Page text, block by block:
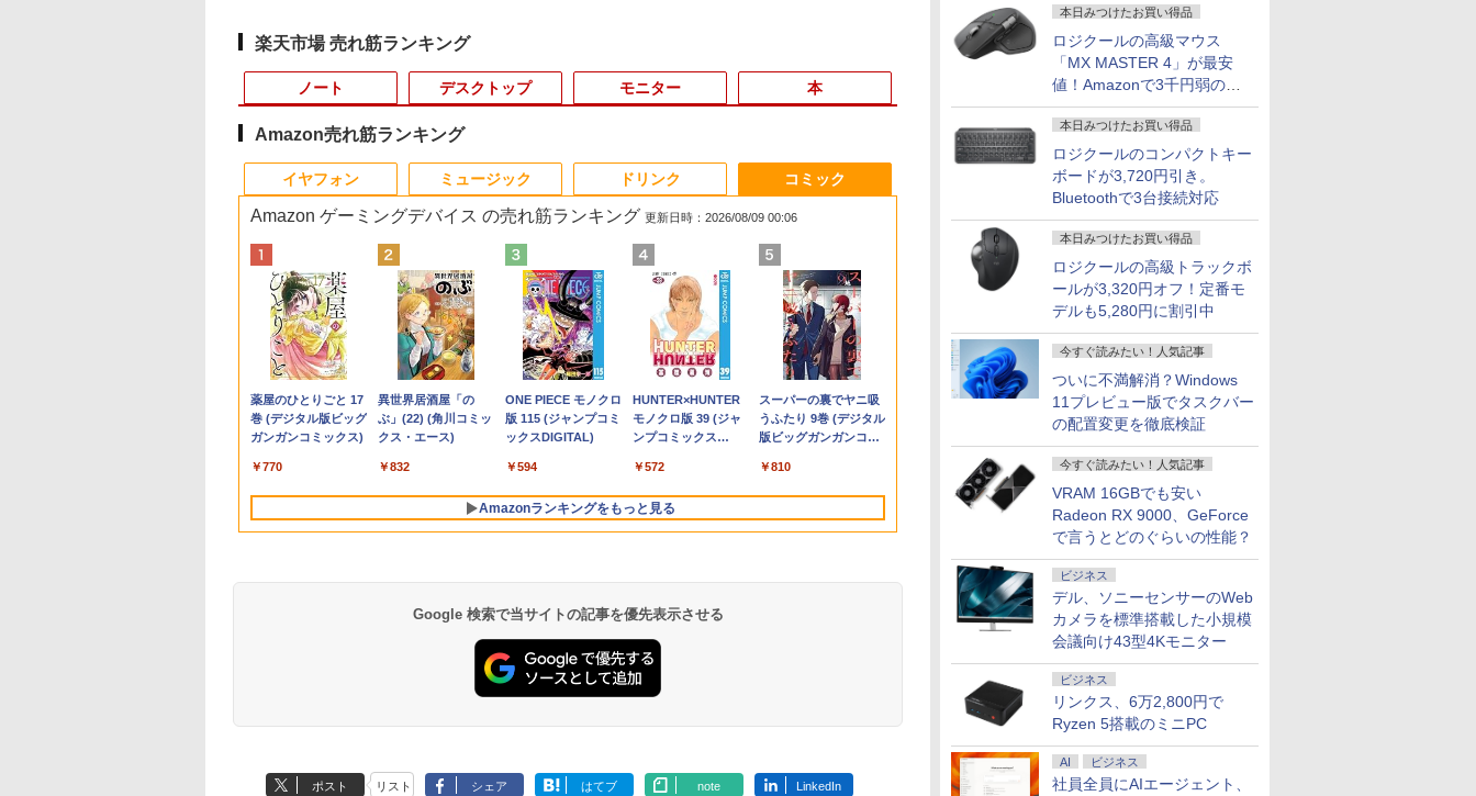
本日みつけたお買い得品
ロジクールの高級マウス
「MX MASTER 4」が最安
値！Amazonで3千円弱の割
引
本日みつけたお買い得品
ロジクールのコンパクトキー
ボードが3,720円引き。
Bluetoothで3台接続対応
本日みつけたお買い得品
ロジクールの高級トラックボ
ールが3,320円オフ！定番モ
デルも5,280円に割引中
今すぐ読みたい！人気記事
ついに不満解消？Windows
11プレビュー版でタスクバー
の配置変更を徹底検証
今すぐ読みたい！人気記事
VRAM 16GBでも安い
Radeon RX 9000、GeForce
で言うとどのぐらいの性能？
ビジネス
デル、ソニーセンサーのWeb
カメラを標準搭載した小規模
会議向け43型4Kモニター
ビジネス
リンクス、6万2,800円で
Ryzen 5搭載のミニPC
AI ビジネス
社員全員にAIエージェント、
楽天市場 売れ筋ランキング
ノート
1
【期間限定 ポイント10
倍】Lenovo IdeaPad
D330 10.1型 2-in-1 タ
ブレットPC／着脱式キ
ーボード（intel 第九世
代Celeron
N4000/4GB/64GB
eMMC/HD IPS液晶
Type-C データ/充電
11 Pro／Dolby
￥13,800
2
【マラソンP5倍/10%オ
フクーポン】中古ノー
トパソコン Dell
Latitude 7200 2in1 第8
世代 Core i5 メモリ
8GB SSD128GB 12.3
インチタッチパネルフ
ルHD Windows11 Pro
カメラ Bluetooth Wi-
￥16,900
3
中古 マイクロソフト
Surface Pro 7 Core i5
1035G4 第10世代 メモ
リ8GB SSD128GB 12
Home 無線LAN Wi-Fi
WEBカメラ Type-C
1866 1年保証 レビュー
特典:セキュリティソフ
コン 中古ノートパソコ
ン 中古PC
￥26,800
4
【新品】【楽天1
位！】ノートパソコン
新品第13世代CPU搭載
ノートPC Office付き
向け Windows11 初期
設定済 Webカメラ
zoom 日本語キーボー
ド 14.1型 Intel
SSD1TB(最大) 大容量
バッテリービジネス 大
【最新Office2024】ノ
ートパソコン 中古
Core i5 第10世代
Office付き NEC 15.6イ
ンチ メモリ16GB 新品
SSD1TB DVDドライブ
WEBカメラ テンキー
windows11搭載 NEC
中古ノートパソコン 安
￥27,800
新品ノートパソコン ノートPC 新品 Office付き 初心者向
け Windows11 初期設定済 Webカメラ zoom 15.6型 テン
キー付 Intel メモリ8GB16GB SSD256GB/512GB フルHD
液晶 大容量バッテリー Wi-Fi テレワーク応援 在宅勤務 学
L13 Gen3 Windows11 AMD Ryzen5 Pro
Win10）
￥46,189
デスクトップ
1
【期間限定P15倍+最大10%OFFクーポ
ン】 【3年保証】DELL デル
OPTIPLEX 3060 MICRO SSD256GB
メモリ8GB Core i5 Windows 11 Pro
中古 アウトレット 返品 送料無料 中古
デスクトップパソコン 中古パソコン
デスクトップパソコン デスクトップ
PC ミニPC OFFICE付き
￥27,500
2
GMKtec メモリ16GB ストレージ512B
小型デスクトップパソコン GMKtec
NucBox G3S GMK-G3S-16/512-
W11PRO(N95)
￥49,980
3
【展示品・代引不可】 NEC 液晶一体
27型 デスクトップパソコン LAVIE A27
Windows 11/ インテル Core i7/ メモリ
16GB/ SSD 512GB/ Webカメラ/ DVD
ドライブ/ Office付き/ ブラック
￥189,800
【期間限定P15倍+最大10%OFFクーポ
ン】 【3年保証】DELL デル
OPTIPLEX 3060 MICRO SSD256GB
メモリ8GB Core i5 Windows 11 Pro
中古 アウトレット 返品 送料無料 中古
デスクトップパソコン 中古パソコン
デスクトップパソコン デスクトップ
PC ミニPC OFFICE付き
2
GMKtec メモリ16GB ストレージ512B
小型デスクトップパソコン GMKtec
NucBox G3S GMK-G3S-16/512-
W11PRO(N95)
￥49,980
モニター
1
Pixio PX246 Wave ゲーミングモニタ
ー 23.8インチ FHD 120Hz IPS 白 ホワ
イト ブルー ピンク ピクシオ 液晶 モニ
ター ディスプレイ サブ 2台目 HDMI
VGA
￥16,800
2
Pixio ゲーミングモニター 24インチ ホ
ワイト PX249WAVE PX248WAVE 白
240hz pcモニター 120Hz 144Hz
165Hz 対応 モニター ピンク ブルー ベ
ージュ フルHD IPS HDR ノングレア ス
ピーカー内蔵 VESA 23.8インチ 液晶
ディスプレイ ピクシオ 公式 【最大5年
￥18,500
3
JAPANNEXT 14インチ IPSパネルx2搭
載 WUXGA(1920x1200)解像度 デュア
ルモバイルモニター JN-DMD-
IPS14WX miniHDMI USB-C 3画面拡張
接続表示(実質21インチ) オートフリッ
プ 自立式キックスタンド搭載 【2年保
証】 PCモニター 液晶モニター パソコ
ンモニター ジャパンネクスト
￥39,980
Pixio PX246 Wave ゲーミングモニタ
ー 23.8インチ FHD 120Hz IPS 白 ホワ
イト ブルー ピンク ピクシオ 液晶 モニ
ター ディスプレイ サブ 2台目 HDMI
2
Pixio ゲーミングモニター 24インチ ホ
ワイト PX249WAVE PX248WAVE 白
240hz pcモニター 120Hz 144Hz
165Hz 対応 モニター ピンク ブルー ベ
ージュ フルHD IPS HDR ノングレア ス
ピーカー内蔵 VESA 23.8インチ 液晶
ディスプレイ ピクシオ 公式 【最大5年
保証】
￥18,500
本
1
りゅうおうのおしご
と！21 〜白雪姫と竜
王の結婚〜【完結記念
メモリアルブック付き
特装版】 【電子書籍】
[ 白鳥 士郎 ]
￥5,500
2
11～12世紀のフランド
ル伯の尚書部 [ 青山由
美子 ]
￥5,500
3
【送料無料】これって
むし歯になりますか？
に根拠をもって答える
本 代用甘味料を迷わ
保庭雅恵／監修 中村
恵理子／著
￥5,940
4
スリランカ料理 ライス
＆カリー、朝ごはん、
軽食、スイーツからラ
ンプライスまで、スリ
ための125品 [ 濱田 祐
介 ]
【中古】 三舟及び南洲
の書 / 寺山葛常 / 巌南
堂書店 [単行本]【宅配
便出荷】
￥6,570
作分析／鈴木俊明 嘉
暴力と聖なるもの新装
版 （叢書・ウニベルシ
タス） [ ルネ・ジラー
￥6,600
8
【楽天1位！高評価
★4.58】日本 昔ばなし
アニメ 絵本 セット 16
冊 柿沼美浩 福島宏之
昇 昔話 絵本 指先知育
受験 さわれるまなべる
知育絵本 豪華セット 児
童書 読み聞かせ ギフト
誕生日 出産祝い プレゼ
ント ギフト ラッピング
送料無料
￥6,780
Amazon売れ筋ランキング
イヤフォン
Anker Soundcore
P42i (Bluetooth 6.1)
【完全ワイヤレスイ
ズキャンセリング 3.5
/ マルチポイント接続
ンパクト形状/持ち運
基準適合】パープル
￥9,990
Anker Soundcore
P31i ピンク
￥5,990
Anker Soundcore
Liberty 5 ディープブ
ルー
￥14,990
【2026年アップグレ
ード版】AOKIMI ワ
イヤレスイヤホン
V12 小型軽量 ブルー
トゥースHi-Fi 最大
36時間再生 ぶるーと
ゅーす コードレス
グ Type-C充電 マイ
ク付き 防水 タッチ式
音量調整 スポーツ/通
勤/通学/WEB会議(ホ
ワイト)
￥1,964
Xiaomi シャオミ
REDMI Buds 8 Lite ワ
イヤレスイヤホン
キャンセリング ANC
36時間再生
￥3,480
ミュージック
BRUCE WAYNE feat.
Flo Milli, ATL Jacob
[Explicit]
￥250
BRUCE WAYNE feat.
Flo Milli, ATL Jacob
[Explicit]
￥250
見知らぬ糸
￥250
On My Road
(Stadium ver.)
￥250
On My Road
(Stadium ver.)
￥250
ドリンク
by Amazon 天然水
ラベルレス 500ml
×24本 富士山の天然
ミネラルウォーター
ペットボトル 静岡県
(Smart Basic)
￥1,380
【Amazon.co.jp限
定】 い・ろ・は・す
2L PET ラベルレス
￥1,112
by Amazon 天然水
ラベルレス 2L×9本
￥1,117
by Amazon 炭酸水
ラベルレス 500ml
×24本 強炭酸水 ペッ
ットル (Smart
Basic)
￥1,625
【Amazon.co.jp限
定】 伊藤園 磨かれ
て、澄みきった日本の
ケース ] [ 水 ] [ ペット
ボトル ] [ 箱買い ] [ ス
￥998
コミック
Amazon ゲーミングデバイス の売れ筋ランキング 更新日時：2026/08/09 00:06
薬屋のひとりごと 17
巻 (デジタル版ビッグ
ガンガンコミックス)
￥770
異世界居酒屋「の
ぶ」(22) (角川コミッ
クス・エース)
￥832
ONE PIECE モノクロ
版 115 (ジャンプコミ
ックスDIGITAL)
￥594
HUNTER×HUNTER
モノクロ版 39 (ジャ
ンプコミックス
￥572
スーパーの裏でヤニ吸
うふたり 9巻 (デジタル
版ビッグガンガンコミ
￥810
Amazonランキングをもっと見る
Google 検索で当サイトの記事を優先表示させる
ポスト リスト シェア はてブ note LinkedIn